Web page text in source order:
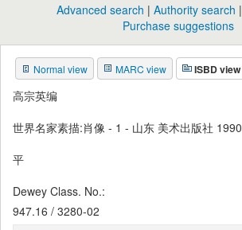
目
录
Advanced search Authority search
Purchase suggestions
Normal view MARC view ISBD view
高宗英编
世界名家素描:肖像 - 1 - 山东 美术出版社 1990
平
Dewey Class. No.:
947.16 / 3280-02